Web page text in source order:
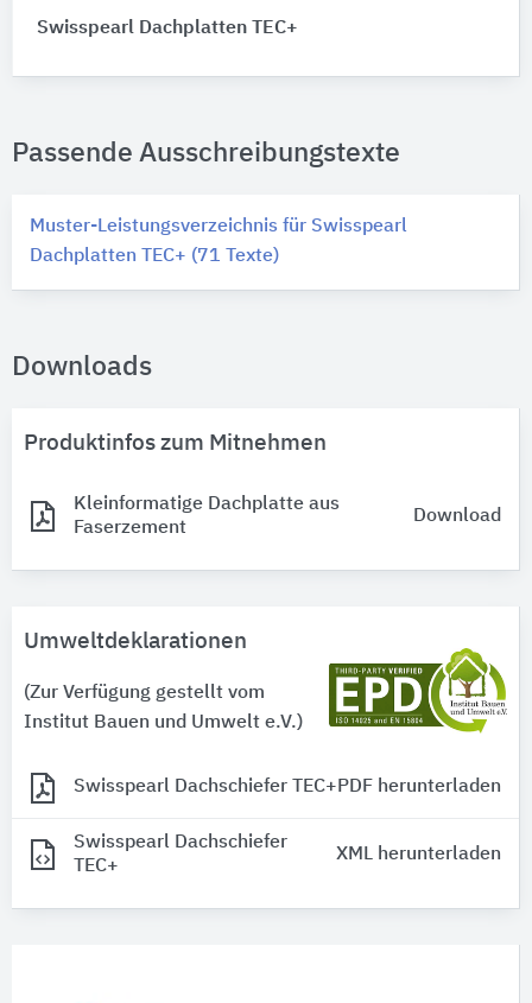
Swisspearl Dachplatten TEC+
Passende Ausschreibungstexte
Muster-Leistungsverzeichnis für Swisspearl
Dachplatten TEC+ (71 Texte)
Downloads
Produktinfos zum Mitnehmen
Kleinformatige Dachplatte aus
Faserzement
Download
Umweltdeklarationen
(Zur Verfügung gestellt vom
Institut Bauen und Umwelt e.V.)
Swisspearl Dachschiefer TEC+PDF herunterladen
Swisspearl Dachschiefer
TEC+
XML herunterladen